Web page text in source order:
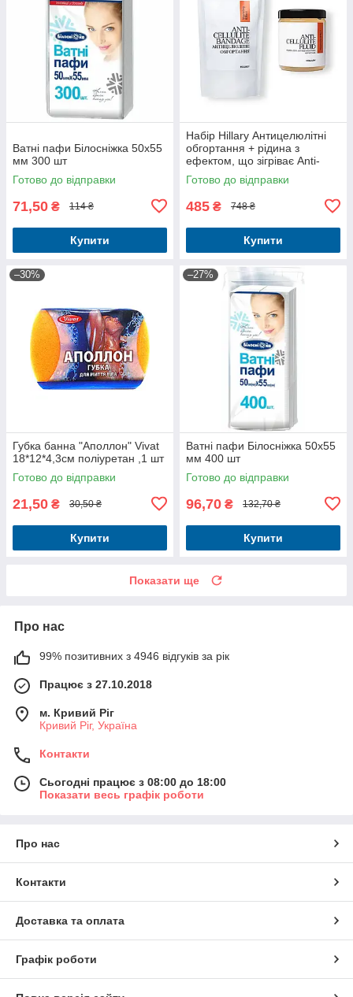
Ватні пафи Білосніжка 50x55
мм 300 шт
Готово до відправки
71,50 ₴ 114 ₴
Купити
Набір Hillary Антицелюлітні
обгортання + рідина з
ефектом, що зігріває Anti-
cellulite Warming Effect (6
процедур) HI-11-846
Готово до відправки
485 ₴ 748 ₴
Купити
–30%
Губка банна "Аполлон" Vivat
18*12*4,3см поліуретан ,1 шт
Готово до відправки
21,50 ₴ 30,50 ₴
Купити
–27%
Ватні пафи Білосніжка 50x55
мм 400 шт
Готово до відправки
96,70 ₴ 132,70 ₴
Купити
Показати ще
Про нас
99% позитивних з 4946 відгуків за рік
Працює з 27.10.2018
м. Кривий Ріг
Кривий Ріг, Україна
Контакти
Сьогодні працює з 08:00 до 18:00
Показати весь графік роботи
Про нас
Контакти
Доставка та оплата
Графік роботи